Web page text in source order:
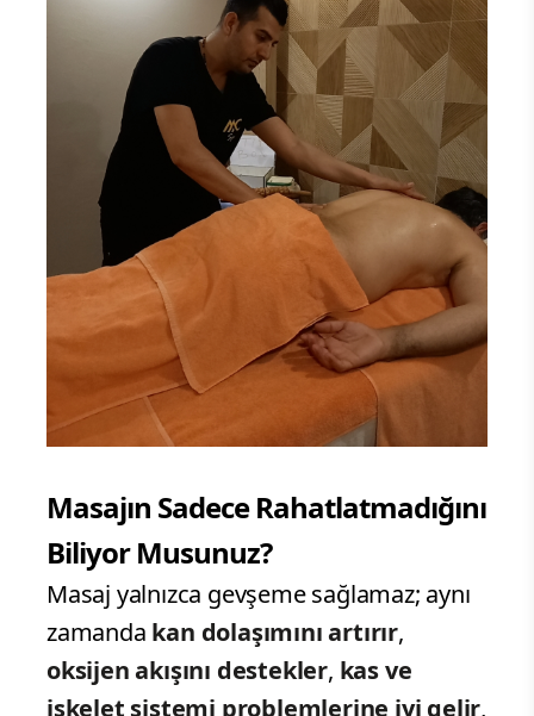
Masajın Sadece Rahatlatmadığını
Biliyor Musunuz?
Masaj yalnızca gevşeme sağlamaz; aynı
zamanda kan dolaşımını artırır,
oksijen akışını destekler, kas ve
iskelet sistemi problemlerine iyi gelir,